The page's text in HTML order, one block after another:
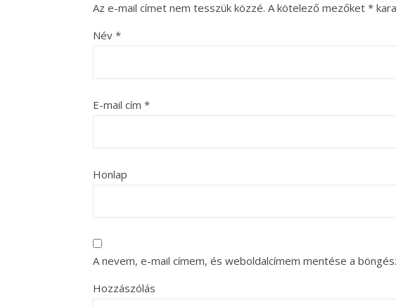
Az e-mail címet nem tesszük közzé. A kötelező mezőket *
Név *
E-mail cím *
Honlap
A nevem, e-mail címem, és weboldalcímem mentése a
Hozzászólás